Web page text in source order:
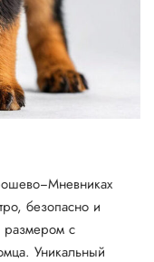
безопасно и
размером с
Уникальный